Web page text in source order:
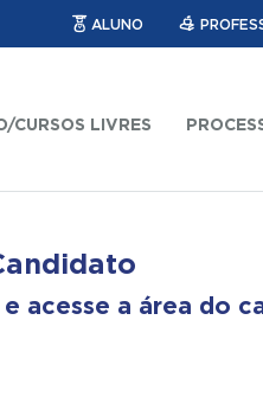
ALUNO
CURSOS LIVRES
acesse a área do